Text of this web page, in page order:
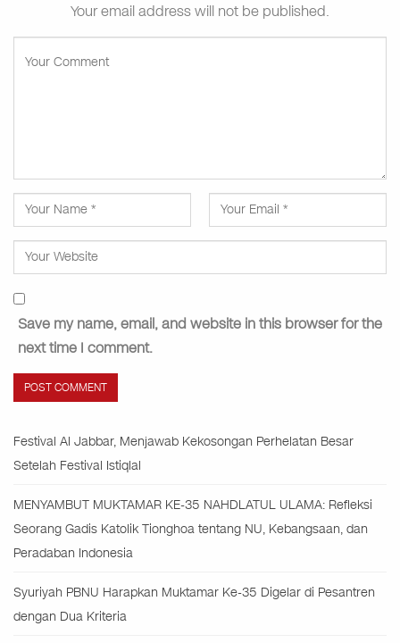
Your email address will not be published.
Save my name, email, and website in this browser for the
next time I comment.
Festival Al Jabbar, Menjawab Kekosongan Perhelatan Besar
Setelah Festival Istiqlal
MENYAMBUT MUKTAMAR KE-35 NAHDLATUL ULAMA: Refleksi
Seorang Gadis Katolik Tionghoa tentang NU, Kebangsaan, dan
Peradaban Indonesia
Syuriyah PBNU Harapkan Muktamar Ke-35 Digelar di Pesantren
dengan Dua Kriteria